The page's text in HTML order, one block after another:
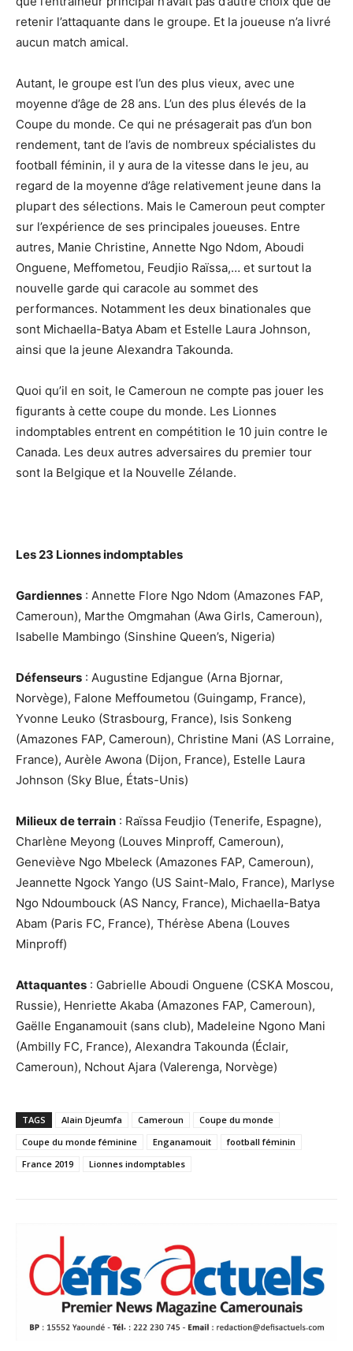
retenir l’attaquante dans le groupe. Et la joueuse n’a livré
aucun match amical.
Autant, le groupe est l’un des plus vieux, avec une
moyenne d’âge de 28 ans. L’un des plus élevés de la
Coupe du monde. Ce qui ne présagerait pas d’un bon
rendement, tant de l’avis de nombreux spécialistes du
football féminin, il y aura de la vitesse dans le jeu, au
regard de la moyenne d’âge relativement jeune dans la
plupart des sélections. Mais le Cameroun peut compter
sur l’expérience de ses principales joueuses. Entre
autres, Manie Christine, Annette Ngo Ndom, Aboudi
Onguene, Meffometou, Feudjio Raïssa,… et surtout la
nouvelle garde qui caracole au sommet des
performances. Notamment les deux binationales que
sont Michaella-Batya Abam et Estelle Laura Johnson,
ainsi que la jeune Alexandra Takounda.
Quoi qu’il en soit, le Cameroun ne compte pas jouer les
figurants à cette coupe du monde. Les Lionnes
indomptables entrent en compétition le 10 juin contre le
Canada. Les deux autres adversaires du premier tour
sont la Belgique et la Nouvelle Zélande.
Les 23 Lionnes indomptables
Gardiennes : Annette Flore Ngo Ndom (Amazones FAP,
Cameroun), Marthe Omgmahan (Awa Girls, Cameroun),
Isabelle Mambingo (Sinshine Queen’s, Nigeria)
Défenseurs : Augustine Edjangue (Arna Bjornar,
Norvège), Falone Meffoumetou (Guingamp, France),
Yvonne Leuko (Strasbourg, France), Isis Sonkeng
(Amazones FAP, Cameroun), Christine Mani (AS Lorraine,
France), Aurèle Awona (Dijon, France), Estelle Laura
Johnson (Sky Blue, États-Unis)
Milieux de terrain : Raïssa Feudjio (Tenerife, Espagne),
Charlène Meyong (Louves Minproff, Cameroun),
Geneviève Ngo Mbeleck (Amazones FAP, Cameroun),
Jeannette Ngock Yango (US Saint-Malo, France), Marlyse
Ngo Ndoumbouck (AS Nancy, France), Michaella-Batya
Abam (Paris FC, France), Thérèse Abena (Louves
Minproff)
Attaquantes : Gabrielle Aboudi Onguene (CSKA Moscou,
Russie), Henriette Akaba (Amazones FAP, Cameroun),
Gaëlle Enganamouit (sans club), Madeleine Ngono Mani
(Ambilly FC, France), Alexandra Takounda (Éclair,
Cameroun), Nchout Ajara (Valerenga, Norvège)
TAGS Alain Djeumfa Cameroun
Coupe du monde
Coupe du monde féminine
Enganamouit
football féminin
France 2019
Lionnes indomptables